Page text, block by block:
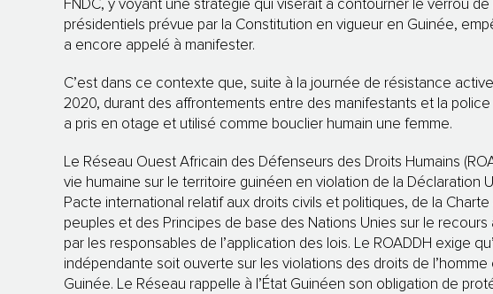
FNDC, y voyant une stratégie qui viserait à contourner le verrou
présidentiels prévue par la Constitution en vigueur en Guinée,
a encore appelé à manifester.
C’est dans ce contexte que, suite à la journée de résistance
2020, durant des affrontements entre des manifestants et la
a pris en otage et utilisé comme bouclier humain une femme.
Le Réseau Ouest Africain des Défenseurs des Droits Humains
vie humaine sur le territoire guinéen en violation de la Déclaration
Pacte international relatif aux droits civils et politiques, de la
peuples et des Principes de base des Nations Unies sur le
par les responsables de l’application des lois. Le ROADDH exige
indépendante soit ouverte sur les violations des droits de
Guinée. Le Réseau rappelle à l’État Guinéen son obligation de